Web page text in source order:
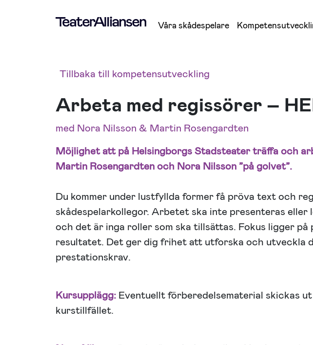
Våra skådespelare
Tillbaka till kompetensutveckling
Arbeta med regissörer –
med Nora Nilsson & Martin Rosengardten
Möjlighet att på Helsingborgs Stadsteater träffa och
Martin Rosengardten och Nora Nilsson ”på golvet”.
Du kommer under lustfyllda former få pröva text och
skådespelarkollegor. Arbetet ska inte presenteras eller
och det är inga roller som ska tillsättas. Fokus ligger på
resultatet. Det ger dig frihet att utforska och utveckla
prestationskrav.
Kursupplägg: Eventuellt förberedelsematerial skickas
kurstillfället.